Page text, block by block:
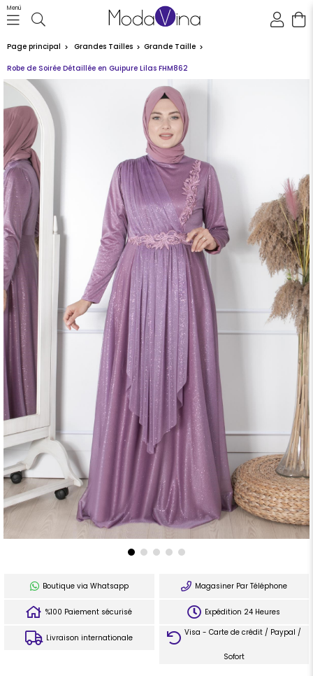
Menü
Page principal Grandes Tailles Grande Taille
Robe de Soirée Détaillée en Guipure Lilas FHM862
Boutique via Whatsapp Magasiner Par Téléphone
%100 Paiement sécurisé Expédition 24 Heures
Livraison internationale
Visa - Carte de crédit / Paypal /
Sofort